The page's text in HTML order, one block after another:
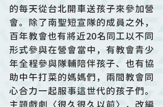
的每天從台北開車送孩子來參加營
會。除了南聖短宣隊的成員之外，
百年教會也有將近20名同工以不同
形式參與在營會當中，有教會青少
年全程參與隊輔陪伴孩子、也有協
助中午打菜的媽媽們，兩間教會同
心合力一起服事這世代的孩子們。